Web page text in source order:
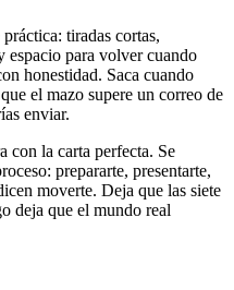
tiradas cortas,
espacio para volver cuando
honestidad. Saca cuando
el mazo supere un correo de
enviar.
con la carta perfecta. Se
prepararte, presentarte,
moverte. Deja que las siete
deja que el mundo real